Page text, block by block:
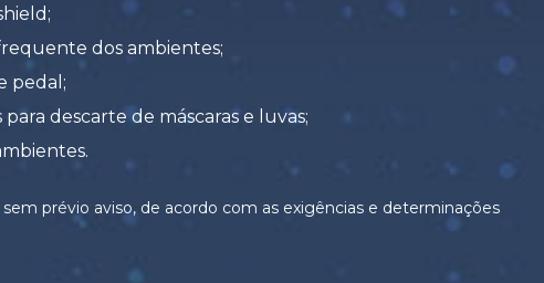
dos ambientes;
pedal;
descarte de máscaras e luvas;
prévio aviso, de acordo com as exigências e determinações